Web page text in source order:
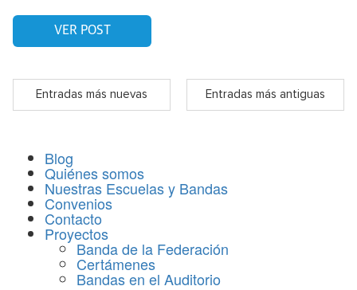
VER POST
Entradas más nuevas Entradas más antiguas
Blog
Quiénes somos
Nuestras Escuelas y Bandas
Convenios
Contacto
Proyectos
Banda de la Federación
Certámenes
Bandas en el Auditorio